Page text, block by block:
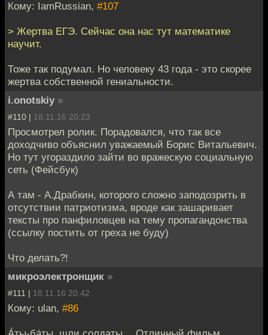
Кому: IamRussian, #107
> Жертва ЕГЭ. Сейчас она нас тут математике
научит.
Тоже так подумал. Но человеку 43 года - это скорее
жертва собственной гениальности.
i.onotskiy »
#110 | 18.11.16 20:23
Просмотрел ролик. Порадовался, что так все
доходчиво объяснил уважаемый Борис Витальевич.
Но тут угораздило зайти во вражескую социальную
сеть (Фейсбук)
А там - А.Драбкин, которого сложно заподозрить в
отсутствии патриотизма, вроде как зашаривает
тексты про панфиловцев на тему пропагандонства
(ссылку постить от греха не буду)
Что делать?!
микроэлектронщик »
#111 | 18.11.16 20:42
Кому: ulan, #86